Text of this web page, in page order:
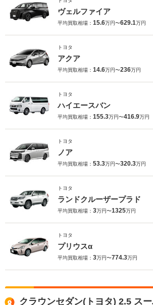
ヴェルファイア
平均買取相場： 15.6万円〜629.1万円
トヨタ
アクア
平均買取相場： 14.6万円〜236万円
トヨタ
ハイエースバン
平均買取相場： 155.3万円〜416.9万円
トヨタ
ノア
平均買取相場： 53.3万円〜320.3万円
トヨタ
ランドクルーザープラド
平均買取相場： 3万円〜1325万円
トヨタ
プリウスα
平均買取相場： 3万円〜774.3万円
クラウンセダン(トヨタ) 2.5 ス